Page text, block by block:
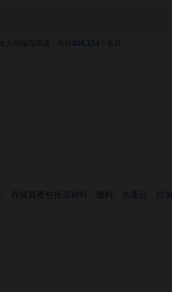
友共同编写而成，共计 436,154 个条目
。存貨資產包括 原材料 、燃料、 在產品 自